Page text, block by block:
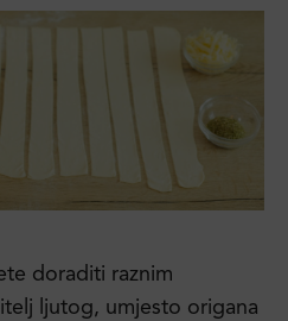
doraditi raznim
ljutog, umjesto origana